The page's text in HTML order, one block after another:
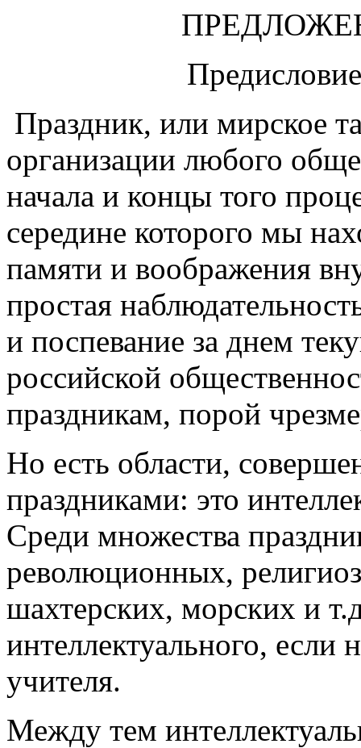
Праздник, или мирское
организации любого
начала и концы того
середине которого мы
памяти и воображения
простая
и поспевание за днем
российской
праздникам, порой
Но есть области,
праздниками: это
Среди множества
революционных,
шахтерских, морских и
интеллектуального, если
учителя.
Между тем